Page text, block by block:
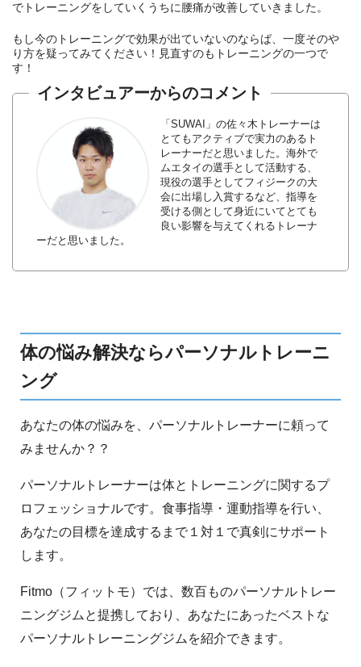
でトレーニングをしていくうちに腰痛が改善していきました。
もし今のトレーニングで効果が出ていないのならば、一度そのや
り方を疑ってみてください！見直すのもトレーニングの一つで
す！
インタビュアーからのコメント
「SUWAI」の佐々木トレーナーは
とてもアクティブで実力のあるト
レーナーだと思いました。海外で
ムエタイの選手として活動する、
現役の選手としてフィジークの大
会に出場し入賞するなど、指導を
受ける側として身近にいてとても
良い影響を与えてくれるトレーナ
ーだと思いました。
体の悩み解決ならパーソナルトレーニ
ング
あなたの体の悩みを、パーソナルトレーナーに頼って
みませんか？？
パーソナルトレーナーは体とトレーニングに関するプ
ロフェッショナルです。食事指導・運動指導を行い、
あなたの目標を達成するまで１対１で真剣にサポート
します。
Fitmo（フィットモ）では、数百ものパーソナルトレー
ニングジムと提携しており、あなたにあったベストな
パーソナルトレーニングジムを紹介できます。